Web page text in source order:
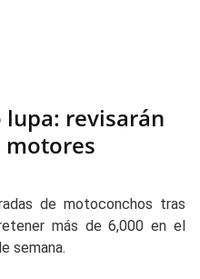
revisarán
motores
de motoconchos tras
más de 6,000 en el
semana.